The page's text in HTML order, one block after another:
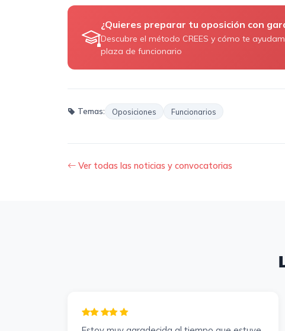
¿Quieres preparar tu oposición con
Descubre el método CREES y cómo te
plaza de funcionario
Temas: Oposiciones Funcionarios
Ver todas las noticias y convocatorias